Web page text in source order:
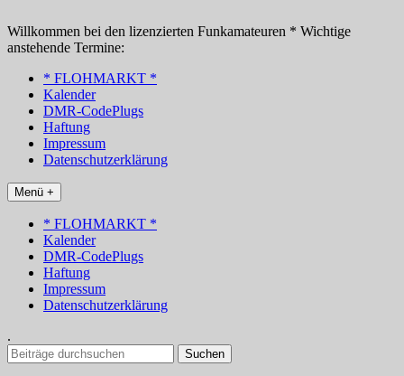
Inhalt
springen
Willkommen bei den lizenzierten Funkamateuren * Wichtige
anstehende Termine:
* FLOHMARKT *
Kalender
DMR-CodePlugs
Haftung
Impressum
Datenschutzerklärung
Menü +
* FLOHMARKT *
Kalender
DMR-CodePlugs
Haftung
Impressum
Datenschutzerklärung
.
Suchen
nach: